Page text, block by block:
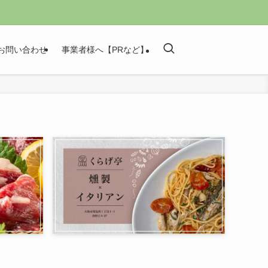
問い合わせ 事業者様へ【PRなど】